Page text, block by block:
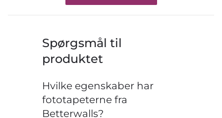
Spørgsmål til
produktet
Hvilke egenskaber har
fototapeterne fra
Betterwalls?